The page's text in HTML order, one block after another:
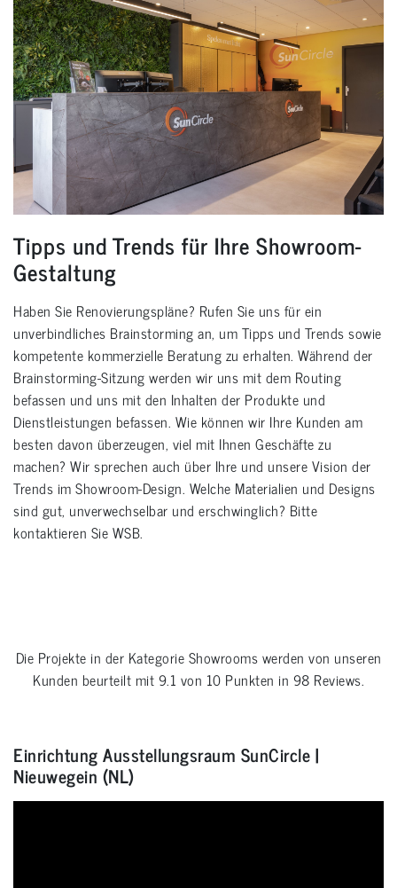
Tipps und Trends für Ihre Showroom-
Gestaltung
Haben Sie Renovierungspläne? Rufen Sie uns für ein
unverbindliches Brainstorming an, um Tipps und Trends sowie
kompetente kommerzielle Beratung zu erhalten. Während der
Brainstorming-Sitzung werden wir uns mit dem Routing
befassen und uns mit den Inhalten der Produkte und
Dienstleistungen befassen. Wie können wir Ihre Kunden am
besten davon überzeugen, viel mit Ihnen Geschäfte zu
machen? Wir sprechen auch über Ihre und unsere Vision der
Trends im Showroom-Design. Welche Materialien und Designs
sind gut, unverwechselbar und erschwinglich? Bitte
kontaktieren Sie WSB.
Die Projekte in der KategorieShowroomswerden von unseren
Kunden beurteilt mit9.1 von 10 Punkten in 98 Reviews.
Einrichtung Ausstellungsraum SunCircle |
Nieuwegein (NL)